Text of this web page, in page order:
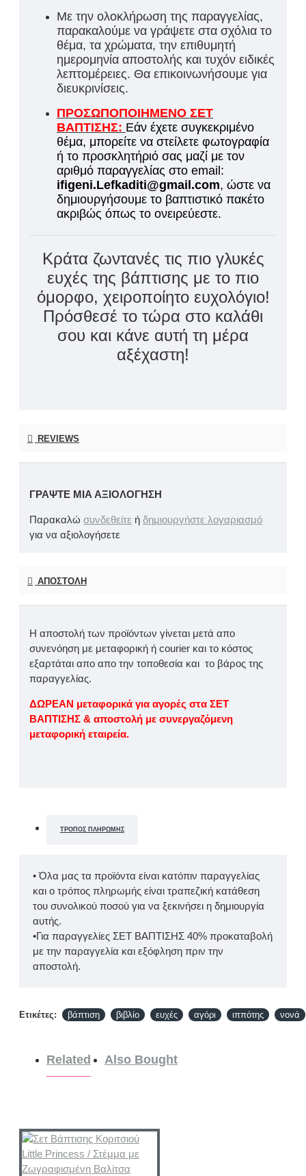
Με την ολοκλήρωση της παραγγελίας,
παρακαλούμε να γράψετε στα σχόλια το
θέμα, τα χρώματα, την επιθυμητή
ημερομηνία αποστολής και τυχόν ειδικές
λεπτομέρειες. Θα επικοινωνήσουμε για
διευκρινίσεις.
ΠΡΟΣΩΠΟΠΟΙΗΜΕΝΟ ΣΕΤ
ΒΑΠΤΙΣΗΣ: Εάν έχετε συγκεκριμένο
θέμα, μπορείτε να στείλετε φωτογραφία
ή το προσκλητήριό σας μαζί με τον
αριθμό παραγγελίας στο email:
ifigeni.Lefkaditi@gmail.com, ώστε να
δημιουργήσουμε το βαπτιστικό πακέτο
ακριβώς όπως το ονειρεύεστε.
Κράτα ζωντανές τις πιο γλυκές
ευχές της βάπτισης με το πιο
όμορφο, χειροποίητο ευχολόγιο!
Πρόσθεσέ το τώρα στο καλάθι
σου και κάνε αυτή τη μέρα
αξέχαστη!
REVIEWS
ΓΡΆΨΤΕ ΜΙΑ ΑΞΙΟΛΌΓΗΣΗ
Παρακαλώ συνδεθείτε ή δημιουργήστε λογαριασμό
για να αξιολογήσετε
ΑΠΟΣΤΟΛΉ
Η αποστολή των προϊόντων γίνεται μετά απο
συνενόηση με μεταφορική ή courier και το κόστος
εξαρτάται απο απο την τοποθεσία και το βάρος της
παραγγελίας.
ΔΩΡΕΑΝ μεταφορικά για αγορές στα ΣΕΤ
ΒΑΠΤΙΣΗΣ & αποστολή με συνεργαζόμενη
μεταφορική εταιρεία.
ΤΡΌΠΟΣ ΠΛΗΡΩΜΉΣ
• Όλα μας τα προϊόντα είναι κατόπιν παραγγελίας
και ο τρόπος πληρωμής είναι τραπεζική κατάθεση
του συνολικού ποσού για να ξεκινήσει η δημιουργία
αυτής.
•Για παραγγελίες ΣΕΤ ΒΑΠΤΙΣΗΣ 40% προκαταβολή
με την παραγγελία και εξόφληση πριν την
αποστολή.
Ετικέτες: βάπτιση βιβλίο ευχές αγόρι ιππότης νονά
Related Also Bought